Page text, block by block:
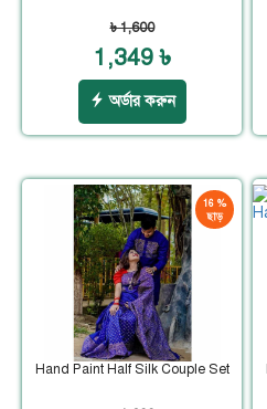
৳ 1,600
1,349 ৳
অর্ডার করুন
16 %
ছাড়
Hand Paint Half Silk Couple Set